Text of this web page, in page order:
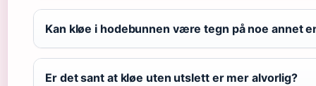
Kan kløe i hodebunnen være tegn på noe annet
Er det sant at kløe uten utslett er mer alvorlig?